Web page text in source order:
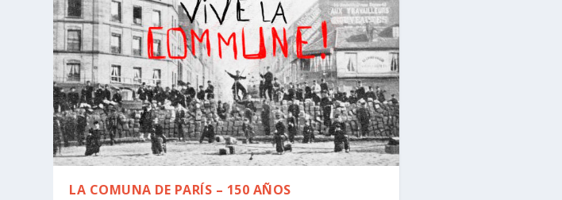
LA COMUNA DE PARÍS – 150 AÑOS